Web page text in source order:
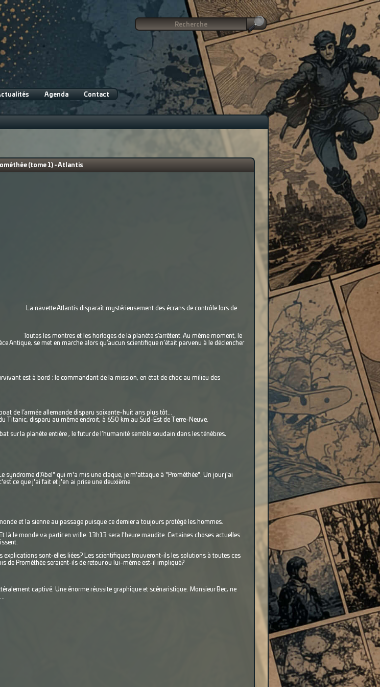
Agenda Contact
(tome 1) - Atlantis
disparaît mystérieusement des écrans de contrôle lors de
et les horloges de la planète s’arrêtent. Au même moment, le
Antique, se met en marche alors qu’aucun scientifique n’était parvenu à le déclencher
est à bord : le commandant de la mission, en état de choc au milieu des
de l’armée allemande disparu soixante-huit ans plus tôt...
Titanic, disparu au même endroit, à 650 km au Sud-Est de Terre-Neuve.
sur la planète entière , le futur de l’humanité semble soudain dans les ténèbres,
syndrome d'Abel" qui m'a mis une claque, je m'attaque à "Prométhée". Un jour j'ai
ce que j'ai fait et j'en ai prise une deuxième.
et la sienne au passage puisque ce dernier a toujours protégé les hommes.
le monde va partir en vrille. 13h13 sera l'heure maudite. Certaines choses actuelles
explications sont-elles liées? Les scientifiques trouveront-ils les solutions à toutes ces
de Prométhée seraient-ils de retour ou lui-même est-il impliqué?
captivé. Une énorme réussite graphique et scénaristique. Monsieur Bec, ne